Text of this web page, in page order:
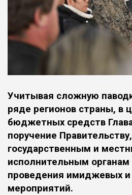
Учитывая сложную
ряде регионов страны, в
бюджетных средств
поручение
государственным и
исполнительным органам
проведения имиджевых и
мероприятий.